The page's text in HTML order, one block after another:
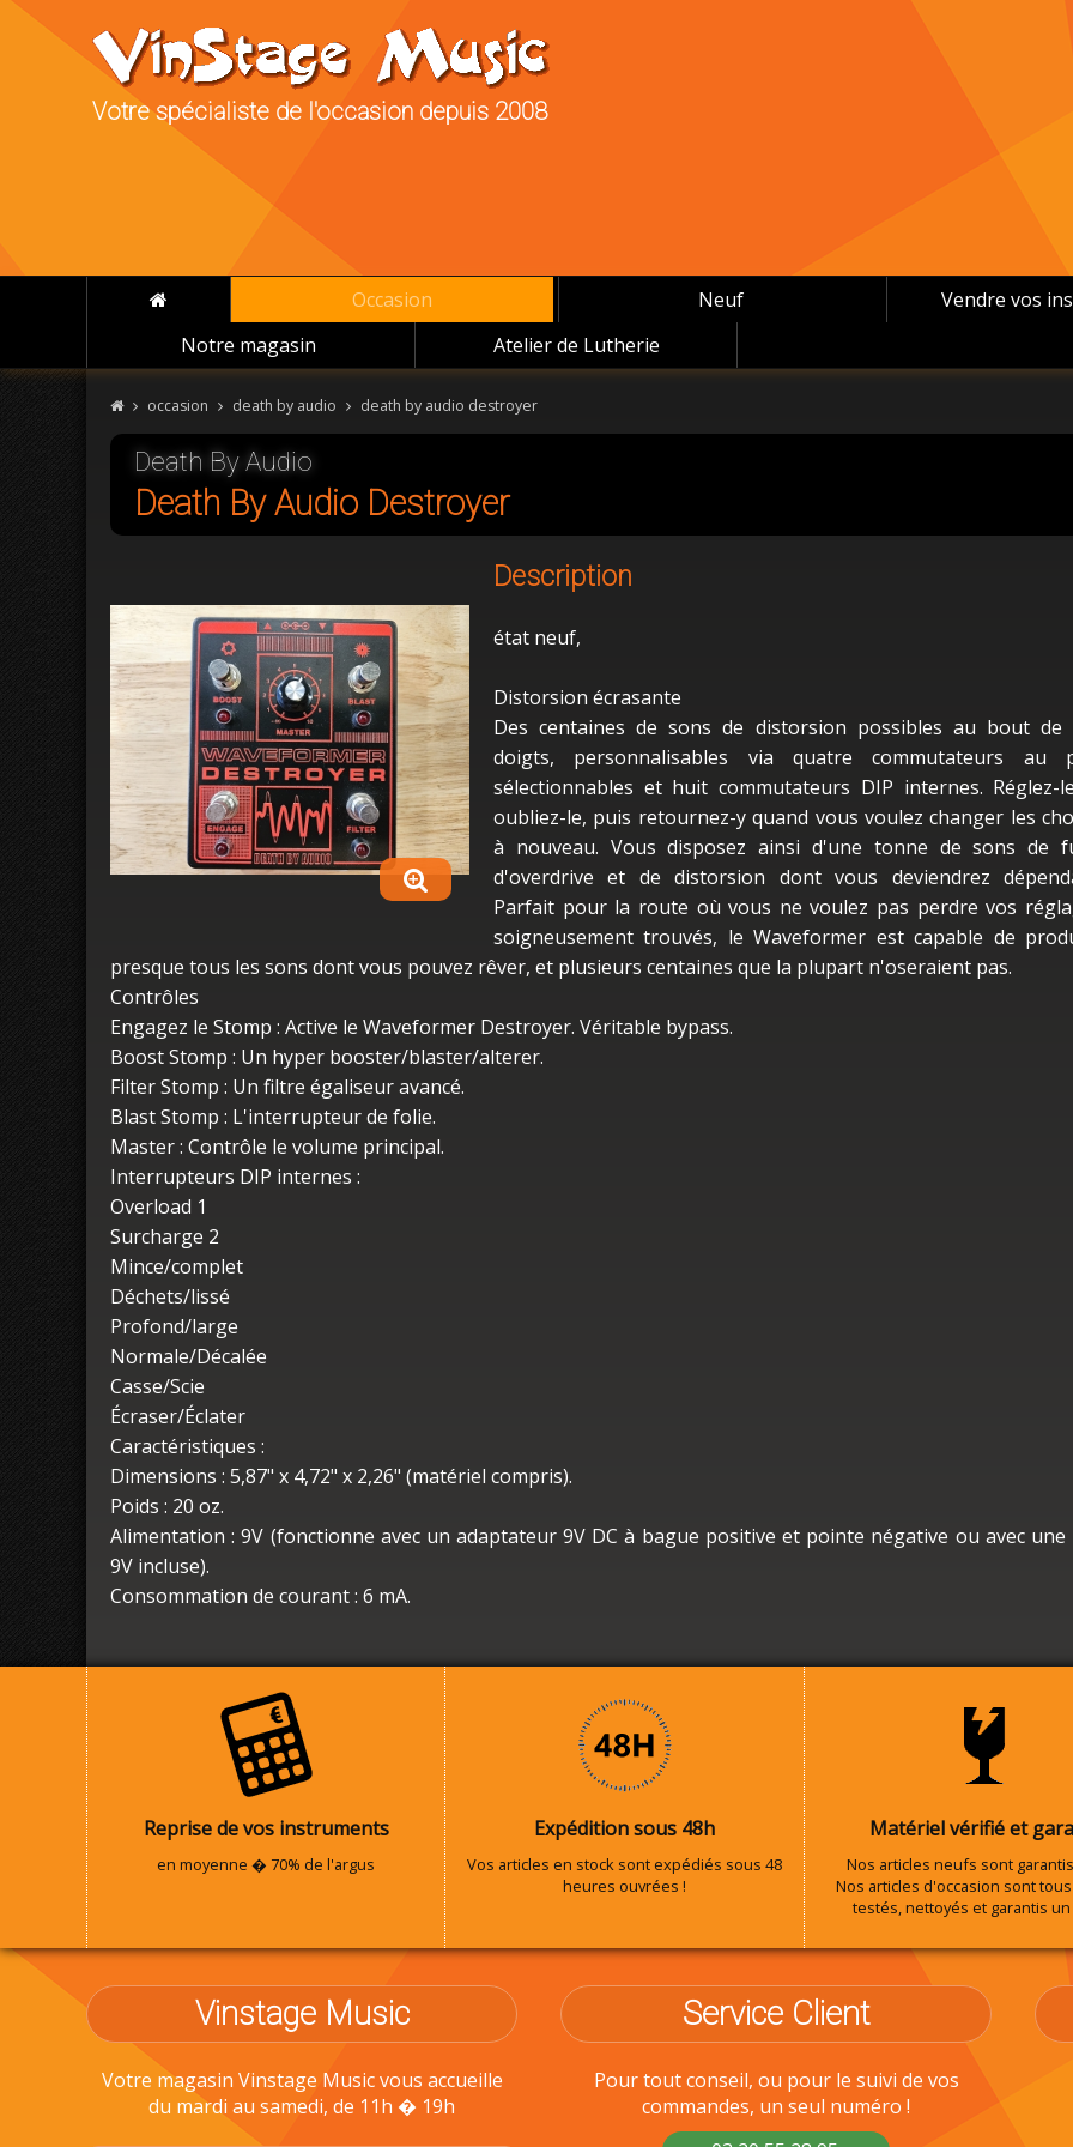
Votre spécialiste de l'occasion depuis 2008
Occasion Neuf
Vendre vos
Notre magasin
Atelier de Lutherie
occasion death by audio death by audio destroyer
Death By Audio
Death By Audio Destroyer
Description
état neuf,
Distorsion écrasante
Des centaines de sons de distorsion possibles au bout de
doigts, personnalisables via quatre commutateurs au
sélectionnables et huit commutateurs DIP internes. Réglez-
oubliez-le, puis retournez-y quand vous voulez changer les
à nouveau. Vous disposez ainsi d'une tonne de sons de
d'overdrive et de distorsion dont vous deviendrez
Parfait pour la route où vous ne voulez pas perdre vos
soigneusement trouvés, le Waveformer est capable de
presque tous les sons dont vous pouvez rêver, et plusieurs centaines que la plupart n'oseraient pas.
Contrôles
Engagez le Stomp : Active le Waveformer Destroyer. Véritable bypass.
Boost Stomp : Un hyper booster/blaster/alterer.
Filter Stomp : Un filtre égaliseur avancé.
Blast Stomp : L'interrupteur de folie.
Master : Contrôle le volume principal.
Interrupteurs DIP internes :
Overload 1
Surcharge 2
Mince/complet
Déchets/lissé
Profond/large
Normale/Décalée
Casse/Scie
Écraser/Éclater
Caractéristiques :
Dimensions : 5,87" x 4,72" x 2,26" (matériel compris).
Poids : 20 oz.
Alimentation : 9V (fonctionne avec un adaptateur 9V DC à bague positive et pointe négative ou avec une
9V incluse).
Consommation de courant : 6 mA.
Reprise de vos instruments
en moyenne � 70% de l'argus
Expédition sous 48h
Vos articles en stock sont expédiés sous 48
heures ouvrées !
Matériel vérifié et
Nos articles neufs sont
Nos articles d'occasion sont
testés, nettoyés et garantis un
Vinstage Music
Votre magasin Vinstage Music vous accueille
du mardi au samedi, de 11h � 19h
Service Client
Pour tout conseil, ou pour le suivi de vos
commandes, un seul numéro !